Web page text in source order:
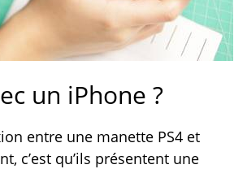
un iPhone ?
entre une manette PS4 et
c’est qu’ils présentent une